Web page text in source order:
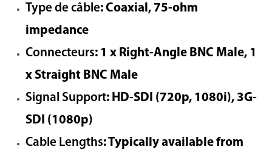
Type de câble: Coaxial, 75-ohm
impedance
Connecteurs: 1 x Right-Angle BNC Male, 1
x Straight BNC Male
Signal Support: HD-SDI (720p, 1080i), 3G-
SDI (1080p)
Cable Lengths: Typically available from